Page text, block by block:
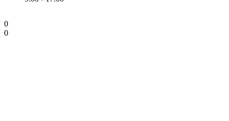
0
0